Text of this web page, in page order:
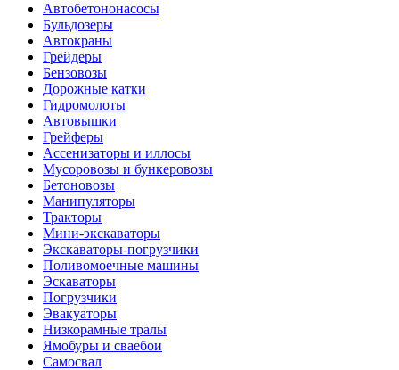
Автобетононасосы
Бульдозеры
Автокраны
Грейдеры
Бензовозы
Дорожные катки
Гидромолоты
Автовышки
Грейферы
Ассенизаторы и иллосы
Мусоровозы и бункеровозы
Бетоновозы
Манипуляторы
Тракторы
Мини-экскаваторы
Экскаваторы-погрузчики
Поливомоечные машины
Эскаваторы
Погрузчики
Эвакуаторы
Низкорамные тралы
Ямобуры и сваебои
Самосвал